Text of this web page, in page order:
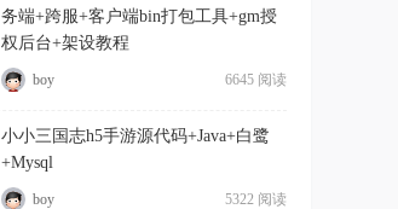
务端+跨服+客户端bin打包工具+gm授
权后台+架设教程
6645 阅读
boy
小小三国志h5手游源代码+Java+白鹭
+Mysql
5322 阅读
boy